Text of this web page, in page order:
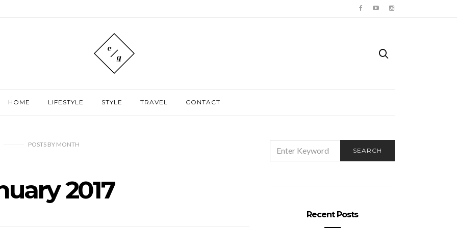
HOME LIFESTYLE STYLE TRAVEL CONTACT
POSTS BY MONTH
2017
FOR:
SEARCH
Recent Posts